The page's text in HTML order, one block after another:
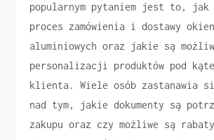
popularnym pytaniem jest to, jak
proces zamówienia i dostawy okien
aluminiowych oraz jakie są
personalizacji produktów pod
klienta. Wiele osób zastanawia
nad tym, jakie dokumenty są
zakupu oraz czy możliwe są